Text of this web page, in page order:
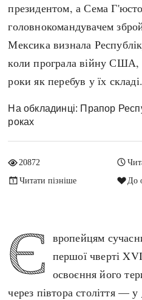
Авіація і космонавтика
Архітектура і будівництво
Битви і війни
Катастрофи
Кримінал
Культура і мистецтво
Людина і суспільство
Наука, освіта і техніка
Особистості
Релігія
Розваги і дозвілля
Спорт
Чудеса світу
президентом, а Сема
головнокомандувачем
Мексика визнала
коли програла війну США,
роки як перебув у їх складі.
На обкладинці: Прапор
роках
20872
Читати пізніше
До
Є вропейцям
першої чверті
освоєння його
через півтора століття — у